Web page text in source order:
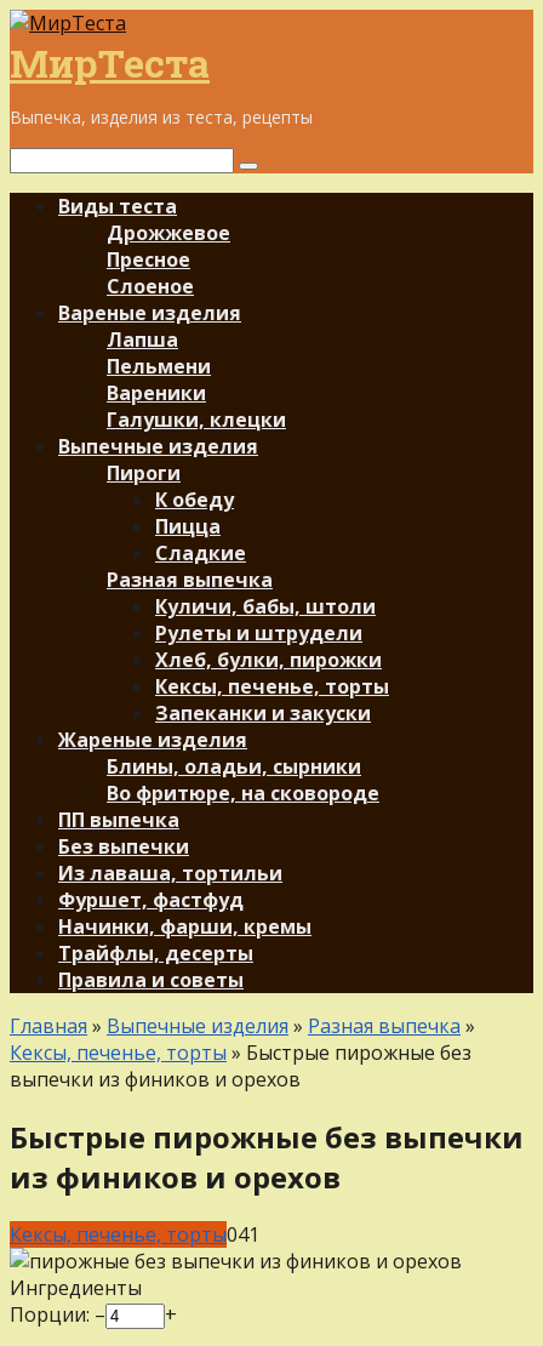
Перейти
к
контенту
МирТеста
Выпечка, изделия из теста, рецепты
Поиск:
Виды теста
Дрожжевое
Пресное
Слоеное
Вареные изделия
Лапша
Пельмени
Вареники
Галушки, клецки
Выпечные изделия
Пироги
К обеду
Пицца
Сладкие
Разная выпечка
Куличи, бабы, штоли
Рулеты и штрудели
Хлеб, булки, пирожки
Кексы, печенье, торты
Запеканки и закуски
Жареные изделия
Блины, оладьи, сырники
Во фритюре, на сковороде
ПП выпечка
Без выпечки
Из лаваша, тортильи
Фуршет, фастфуд
Начинки, фарши, кремы
Трайфлы, десерты
Правила и советы
Главная » Выпечные изделия » Разная выпечка »
Кексы, печенье, торты » Быстрые пирожные без
выпечки из фиников и орехов
Быстрые пирожные без выпечки
из фиников и орехов
Кексы, печенье, торты041
Ингредиенты
Порции: –
+